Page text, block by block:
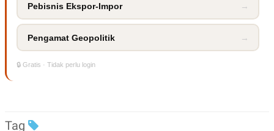
Pebisnis Ekspor-Impor →
Pengamat Geopolitik →
🔒 Gratis · Tidak perlu login
Tag